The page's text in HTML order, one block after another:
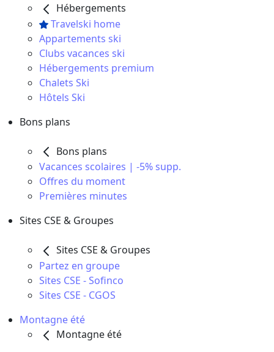
Hébergements
Travelski home
Appartements ski
Clubs vacances ski
Hébergements premium
Chalets Ski
Hôtels Ski
Bons plans
Bons plans
Vacances scolaires | -5% supp.
Offres du moment
Premières minutes
Sites CSE & Groupes
Sites CSE & Groupes
Partez en groupe
Sites CSE - Sofinco
Sites CSE - CGOS
Montagne été
Montagne été